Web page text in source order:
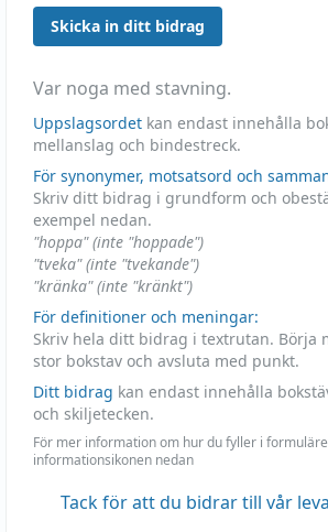
Skicka in ditt bidrag
Var noga med stavning.
Uppslagsordet kan endast innehålla
mellanslag och bindestreck.
För synonymer, motsatsord och
Skriv ditt bidrag i grundform och
exempel nedan.
"hoppa" (inte "hoppade")
"tveka" (inte "tvekande")
"kränka" (inte "kränkt")
För definitioner och meningar:
Skriv hela ditt bidrag i textrutan. Börja
stor bokstav och avsluta med punkt.
Ditt bidrag kan endast innehålla
och skiljetecken.
För mer information om hur du fyller i
informationsikonen nedan
Tack för att du bidrar till vår